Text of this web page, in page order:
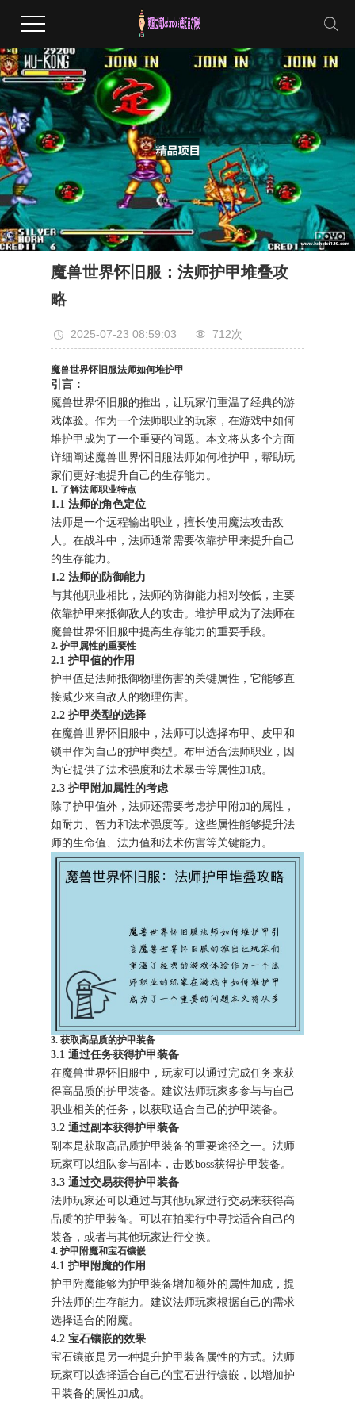
魔兽世界怀旧服：法师护甲堆叠攻
略
2025-07-23 08:59:03 712次
魔兽世界怀旧服法师如何堆护甲
引言：
魔兽世界怀旧服的推出，让玩家们重温了经典的游
戏体验。作为一个法师职业的玩家，在游戏中如何
堆护甲成为了一个重要的问题。本文将从多个方面
详细阐述魔兽世界怀旧服法师如何堆护甲，帮助玩
家们更好地提升自己的生存能力。
1. 了解法师职业特点
1.1 法师的角色定位
法师是一个远程输出职业，擅长使用魔法攻击敌
人。在战斗中，法师通常需要依靠护甲来提升自己
的生存能力。
1.2 法师的防御能力
与其他职业相比，法师的防御能力相对较低，主要
依靠护甲来抵御敌人的攻击。堆护甲成为了法师在
魔兽世界怀旧服中提高生存能力的重要手段。
2. 护甲属性的重要性
2.1 护甲值的作用
护甲值是法师抵御物理伤害的关键属性，它能够直
接减少来自敌人的物理伤害。
2.2 护甲类型的选择
在魔兽世界怀旧服中，法师可以选择布甲、皮甲和
锁甲作为自己的护甲类型。布甲适合法师职业，因
为它提供了法术强度和法术暴击等属性加成。
2.3 护甲附加属性的考虑
除了护甲值外，法师还需要考虑护甲附加的属性，
如耐力、智力和法术强度等。这些属性能够提升法
师的生命值、法力值和法术伤害等关键能力。
3. 获取高品质的护甲装备
3.1 通过任务获得护甲装备
在魔兽世界怀旧服中，玩家可以通过完成任务来获
得高品质的护甲装备。建议法师玩家多参与与自己
职业相关的任务，以获取适合自己的护甲装备。
3.2 通过副本获得护甲装备
副本是获取高品质护甲装备的重要途径之一。法师
玩家可以组队参与副本，击败boss获得护甲装备。
3.3 通过交易获得护甲装备
法师玩家还可以通过与其他玩家进行交易来获得高
品质的护甲装备。可以在拍卖行中寻找适合自己的
装备，或者与其他玩家进行交换。
4. 护甲附魔和宝石镶嵌
4.1 护甲附魔的作用
护甲附魔能够为护甲装备增加额外的属性加成，提
升法师的生存能力。建议法师玩家根据自己的需求
选择适合的附魔。
4.2 宝石镶嵌的效果
宝石镶嵌是另一种提升护甲装备属性的方式。法师
玩家可以选择适合自己的宝石进行镶嵌，以增加护
甲装备的属性加成。